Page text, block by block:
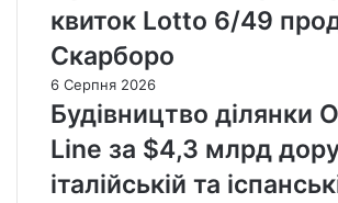
квиток Lotto 6/49
Скарборо
6 Серпня 2026
Будівництво ділянки
Line за $4,3 млрд
італійській та